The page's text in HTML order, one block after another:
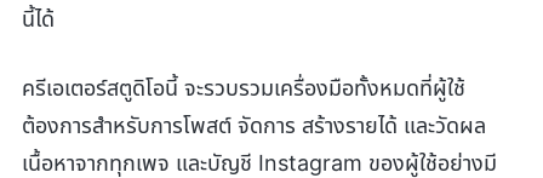
นี้ได้
ครีเอเตอร์สตูดิโอนี้ จะรวบรวมเครื่องมือทั้งหมดที่ผู้ใช้
ต้องการสำหรับการโพสต์ จัดการ สร้างรายได้ และวัดผล
เนื้อหาจากทุกเพจ และบัญชี Instagram ของผู้ใช้อย่างมี